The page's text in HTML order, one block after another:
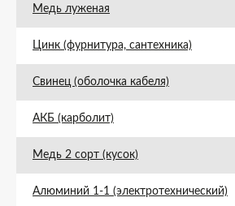
Медь луженая
Цинк (фурнитура, сантехника)
Свинец (оболочка кабеля)
АКБ (карболит)
Медь 2 сорт (кусок)
Алюминий 1-1 (электротехнический)